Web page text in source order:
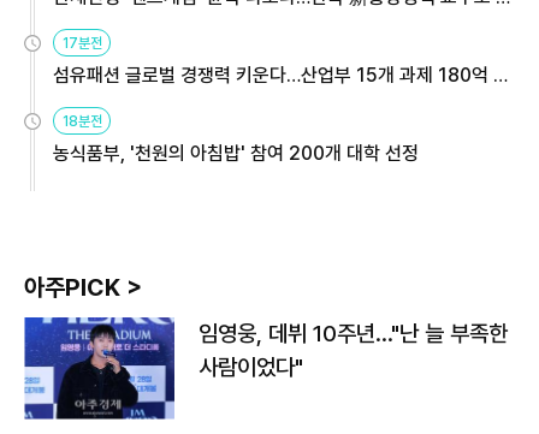
17분전
섬유패션 글로벌 경쟁력 키운다…산업부 15개 과제 180억 지
18분전
농식품부, '천원의 아침밥' 참여 200개 대학 선정
아주PICK >
임영웅, 데뷔 10주년…"난 늘 부족한
사람이었다"